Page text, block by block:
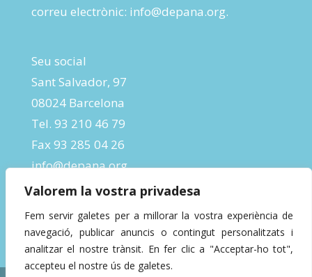
Valorem la vostra privadesa
Fem servir galetes per a millorar la vostra experiència de
navegació, publicar anuncis o contingut personalitzats i
analitzar el nostre trànsit. En fer clic a "Acceptar-ho tot",
accepteu el nostre ús de galetes.
correu electrònic: info@depana.org.
Seu social
Sant Salvador, 97
08024 Barcelona
Tel. 93 210 46 79
Fax 93 285 04 26
info@depana.org